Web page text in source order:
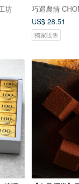
坊
巧遇農情
US$ 28.51
獨家販售